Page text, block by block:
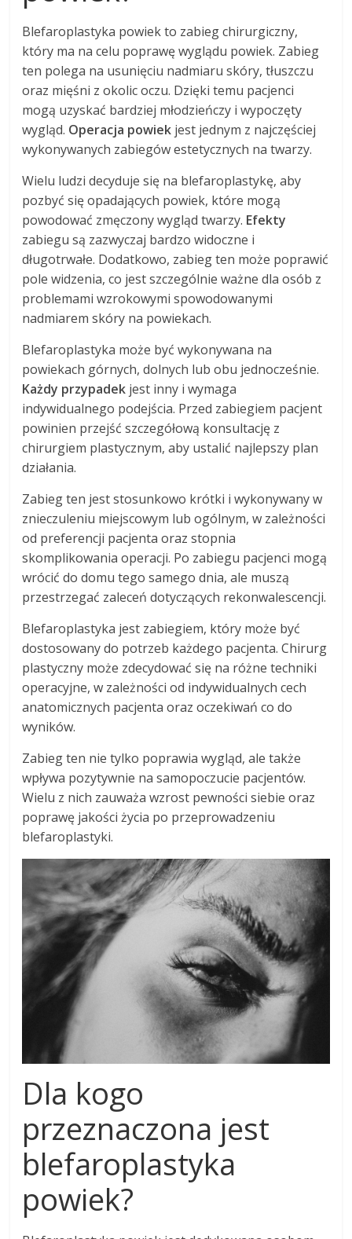
Blefaroplastyka powiek to zabieg chirurgiczny,
który ma na celu poprawę wyglądu powiek. Zabieg
ten polega na usunięciu nadmiaru skóry, tłuszczu
oraz mięśni z okolic oczu. Dzięki temu pacjenci
mogą uzyskać bardziej młodzieńczy i wypoczęty
wygląd. Operacja powiek jest jednym z najczęściej
wykonywanych zabiegów estetycznych na twarzy.
Wielu ludzi decyduje się na blefaroplastykę, aby
pozbyć się opadających powiek, które mogą
powodować zmęczony wygląd twarzy. Efekty
zabiegu są zazwyczaj bardzo widoczne i
długotrwałe. Dodatkowo, zabieg ten może poprawić
pole widzenia, co jest szczególnie ważne dla osób z
problemami wzrokowymi spowodowanymi
nadmiarem skóry na powiekach.
Blefaroplastyka może być wykonywana na
powiekach górnych, dolnych lub obu jednocześnie.
Każdy przypadek jest inny i wymaga
indywidualnego podejścia. Przed zabiegiem pacjent
powinien przejść szczegółową konsultację z
chirurgiem plastycznym, aby ustalić najlepszy plan
działania.
Zabieg ten jest stosunkowo krótki i wykonywany w
znieczuleniu miejscowym lub ogólnym, w zależności
od preferencji pacjenta oraz stopnia
skomplikowania operacji. Po zabiegu pacjenci mogą
wrócić do domu tego samego dnia, ale muszą
przestrzegać zaleceń dotyczących rekonwalescencji.
Blefaroplastyka jest zabiegiem, który może być
dostosowany do potrzeb każdego pacjenta. Chirurg
plastyczny może zdecydować się na różne techniki
operacyjne, w zależności od indywidualnych cech
anatomicznych pacjenta oraz oczekiwań co do
wyników.
Zabieg ten nie tylko poprawia wygląd, ale także
wpływa pozytywnie na samopoczucie pacjentów.
Wielu z nich zauważa wzrost pewności siebie oraz
poprawę jakości życia po przeprowadzeniu
blefaroplastyki.
Dla kogo
przeznaczona jest
blefaroplastyka
powiek?